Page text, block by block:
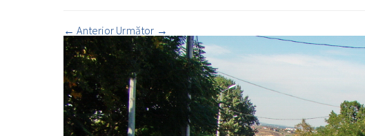
← Anterior Următor →